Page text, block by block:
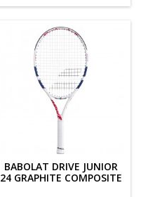
BABOLAT DRIVE JUNIOR
24 GRAPHITE COMPOSITE